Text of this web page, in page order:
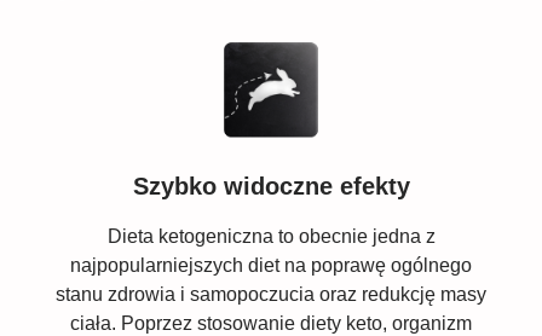
Szybko widoczne efekty
Dieta ketogeniczna to obecnie jedna z
najpopularniejszych diet na poprawę ogólnego
stanu zdrowia i samopoczucia oraz redukcję masy
ciała. Poprzez stosowanie diety keto, organizm